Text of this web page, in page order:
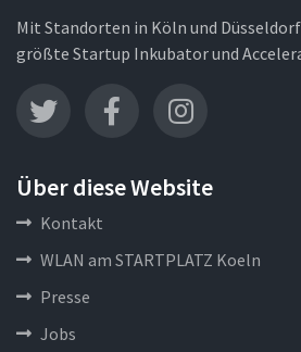
Mit Standorten in Köln und Düsseldorf
größte Startup Inkubator und
Über diese Website
Kontakt
WLAN am STARTPLATZ Koeln
Presse
Jobs